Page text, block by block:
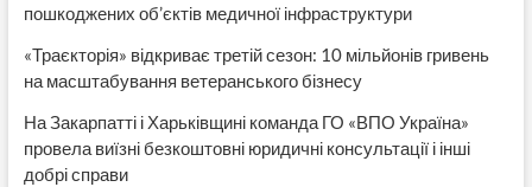
пошкоджених об’єктів медичної інфраструктури
«Траєкторія» відкриває третій сезон: 10 мільйонів гривень
на масштабування ветеранського бізнесу
На Закарпатті і Харьківщині команда ГО «ВПО Україна»
провела виїзні безкоштовні юридичні консультації і інші
добрі справи